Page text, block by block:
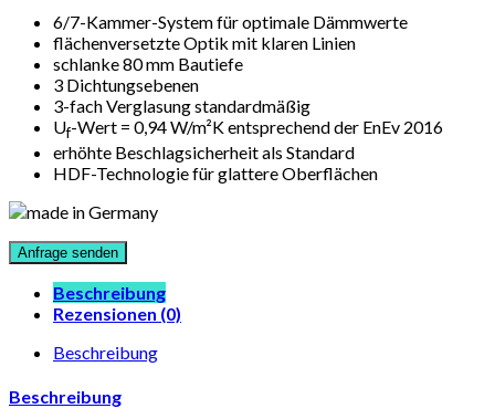
6/7-Kammer-System für optimale Dämmwerte
flächenversetzte Optik mit klaren Linien
schlanke 80 mm Bautiefe
3 Dichtungsebenen
3-fach Verglasung standardmäßig
Uf-Wert = 0,94 W/m²K entsprechend der EnEv 2016
erhöhte Beschlagsicherheit als Standard
HDF-Technologie für glattere Oberflächen
Beschreibung
Rezensionen (0)
Beschreibung
Beschreibung